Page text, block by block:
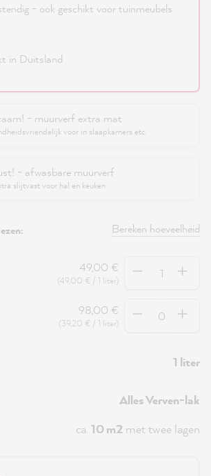
- ook geschikt voor tuinmeubels
in Duitsland
- muurverf extra mat
voor in slaapkamers etc.
- afwasbare muurverf
slijtvast voor hal en keuken
Bereken hoeveelheid
49,00 €
(49,00 € / 1 liter)
Hoeveelheid
98,00 €
(39,20 € / 1 liter)
Hoeveelheid
1 liter
Alles Verven-lak
ca. 10 m2 met twee lagen